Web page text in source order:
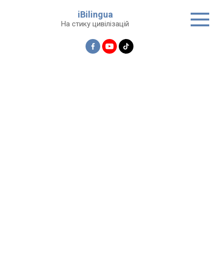
iBilingua
На стику цивілізацій